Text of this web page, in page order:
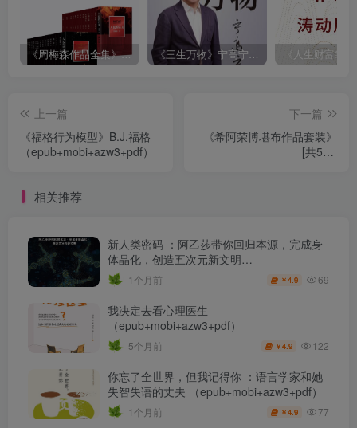
《周梅森作品全集》[共30册] 《三生万物》宁高宁（epub+mobi+azw3+pdf）
上一篇
《福格行为模型》B.J.福格
（epub+mobi+azw3+pdf）
下一篇
《希阿荣博堪布作品套装》
[共5册]
相关推荐
新人类密码 ：阿乙莎带你回归本源，完成身
体晶化，创造五次元新文明
（epub+mobi+azw3+pdf）
1个月前 ￥4.9 69
我决定去看心理医生
（epub+mobi+azw3+pdf）
5个月前 ￥4.9 122
你忘了全世界，但我记得你 ：语言学家和她
失智失语的丈夫 （epub+mobi+azw3+pdf）
1个月前 ￥4.9 77